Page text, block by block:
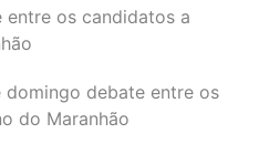
os candidatos a
domingo debate entre os
do Maranhão